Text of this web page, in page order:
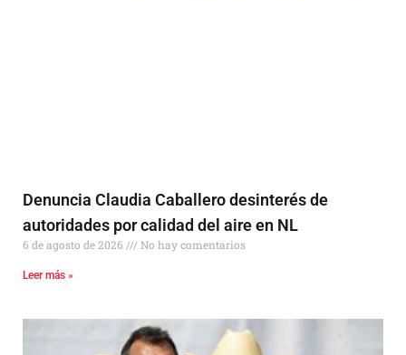
Denuncia Claudia Caballero desinterés de
autoridades por calidad del aire en NL
6 de agosto de 2026 No hay comentarios
Leer más »